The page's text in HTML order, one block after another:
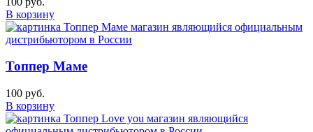
В корзину
Топпер Маме
100 руб.
В корзину